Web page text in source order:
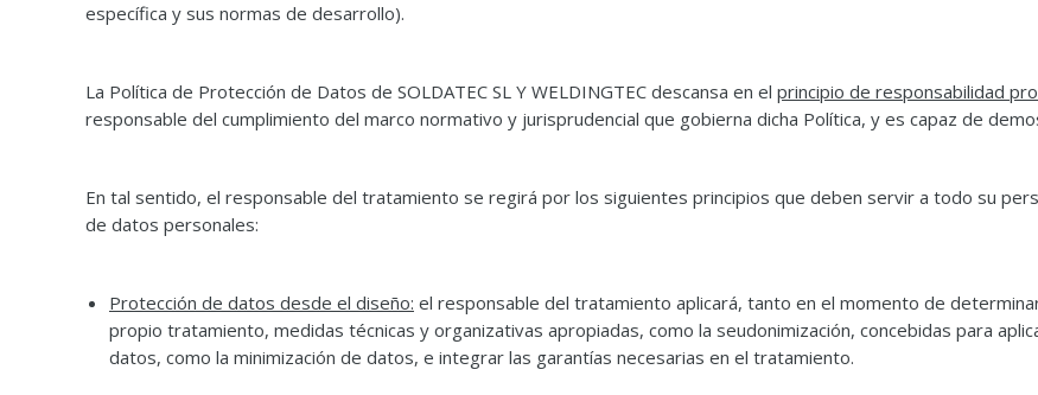
específica y sus normas de desarrollo).
La Política de Protección de Datos de SOLDATEC SL Y WELDINGTEC descansa en el principio de responsabilidad
responsable del cumplimiento del marco normativo y jurisprudencial que gobierna dicha Política, y es capaz de
En tal sentido, el responsable del tratamiento se regirá por los siguientes principios que deben servir a todo su
de datos personales:
Protección de datos desde el diseño: el responsable del tratamiento aplicará, tanto en el momento de
propio tratamiento, medidas técnicas y organizativas apropiadas, como la seudonimización, concebidas para
datos, como la minimización de datos, e integrar las garantías necesarias en el tratamiento.